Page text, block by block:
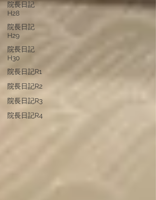
院長日記
H28
院長日記
H29
院長日記
H30
院長日記R1
院長日記R2
院長日記R3
院長日記R4